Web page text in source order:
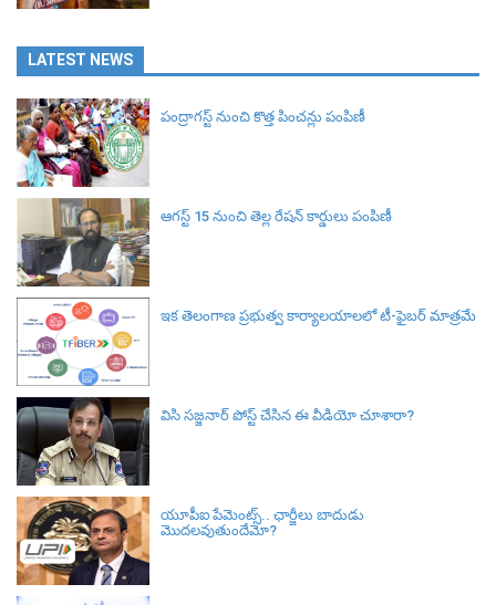
LATEST NEWS
పంద్రాగస్ట్ నుంచి కొత్త పించన్లు పంపిణీ
ఆగస్ట్ 15 నుంచి తెల్ల రేషన్ కార్డులు పంపిణీ
ఇక తెలంగాణ ప్రభుత్వ కార్యాలయాలలో టీ-ఫైబర్ మాత్రమే
విసి సజ్జనార్‌ పోస్ట్ చేసిన ఈ వీడియో చూశారా?
యూపీఐ పేమెంట్స్.. ఛార్జీలు బాదుడు
మొదలవుతుందేమో?